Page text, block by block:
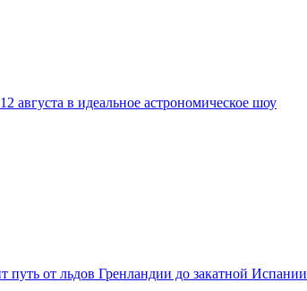
августа в идеальное астрономическое шоу
путь от льдов Гренландии до закатной Испании